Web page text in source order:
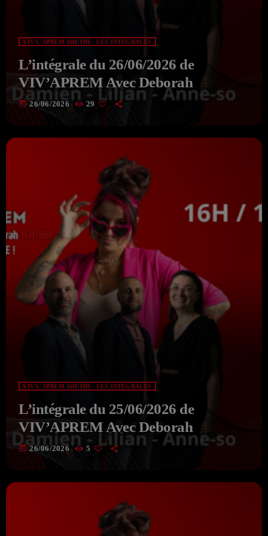
VIV'L'APREM 16H/19H - LES INTÉGRALES
L’intégrale du 26/06/2026 de
VIV’APREM Avec Deborah
today 26/06/2026 29
VIV'L'APREM 16H/19H - LES INTÉGRALES
L’intégrale du 25/06/2026 de
VIV’APREM Avec Deborah
today 26/06/2026 5